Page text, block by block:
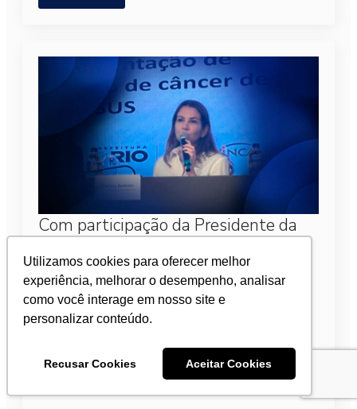
Utilizamos cookies para oferecer melhor
experiência, melhorar o desempenho, analisar
como você interage em nosso site e
personalizar conteúdo.
Recusar Cookies Aceitar Cookies
Com participação da Presidente da
estudo sobre rastreio de câncer de
pulmão no SUS é anunciado
Ela defendeu a integração de esforços entre ciência,
políticas públicas e prática clínica como caminho